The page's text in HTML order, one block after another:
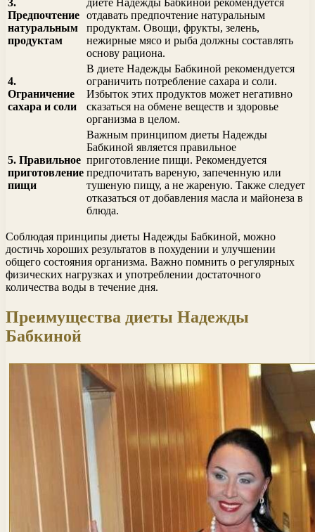
Предпочтение
натуральным
продуктам
отдавать предпочтение натуральным
продуктам. Овощи, фрукты, зелень,
нежирные мясо и рыба должны составлять
основу рациона.
4.
Ограничение
сахара и соли
В диете Надежды Бабкиной рекомендуется
ограничить потребление сахара и соли.
Избыток этих продуктов может негативно
сказаться на обмене веществ и здоровье
организма в целом.
5. Правильное
приготовление
пищи
Важным принципом диеты Надежды
Бабкиной является правильное
приготовление пищи. Рекомендуется
предпочитать вареную, запеченную или
тушеную пищу, а не жареную. Также следует
отказаться от добавления масла и майонеза в
блюда.
Соблюдая принципы диеты Надежды Бабкиной, можно
достичь хороших результатов в похудении и улучшении
общего состояния организма. Важно помнить о регулярных
физических нагрузках и употреблении достаточного
количества воды в течение дня.
Преимущества диеты Надежды
Бабкиной